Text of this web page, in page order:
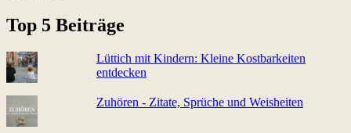
Top 5 Beiträge
Lüttich mit Kindern: Kleine Kostbarkeiten
entdecken
Zuhören - Zitate, Sprüche und Weisheiten